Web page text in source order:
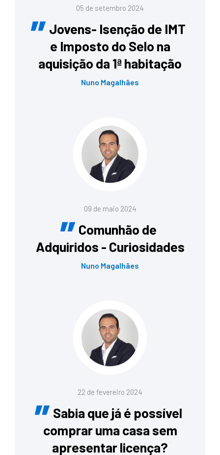
05 de setembro 2024
Jovens- Isenção de IMT
e Imposto do Selo na
aquisição da 1ª habitação
Nuno Magalhães
09 de maio 2024
Comunhão de
Adquiridos - Curiosidades
Nuno Magalhães
22 de fevereiro 2024
Sabia que já é possível
comprar uma casa sem
apresentar licença?